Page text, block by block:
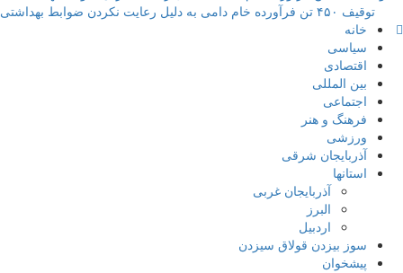
توقیف ۴۵۰ تن فرآورده خام دامی به دلیل رعایت نکردن ضوابط بهداشتی
Primary
Menu
خانه
سیاسی
اقتصادی
بین المللی
اجتماعی
فرهنگ و هنر
ورزشی
آذربایجان شرقی
استانها
آذربایجان غربی
البرز
اردبیل
سوز بیزدن قولاق سیزدن
پیشخوان